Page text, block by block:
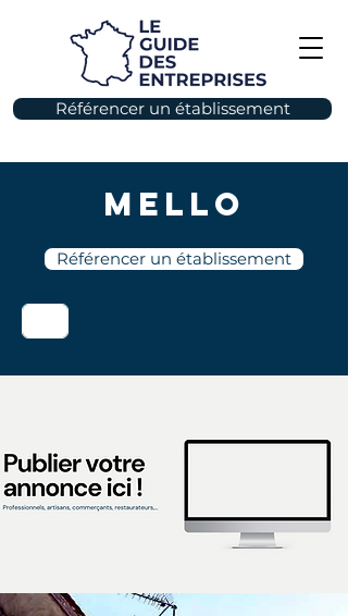
Référencer un établissement
Mello
Référencer un établissement